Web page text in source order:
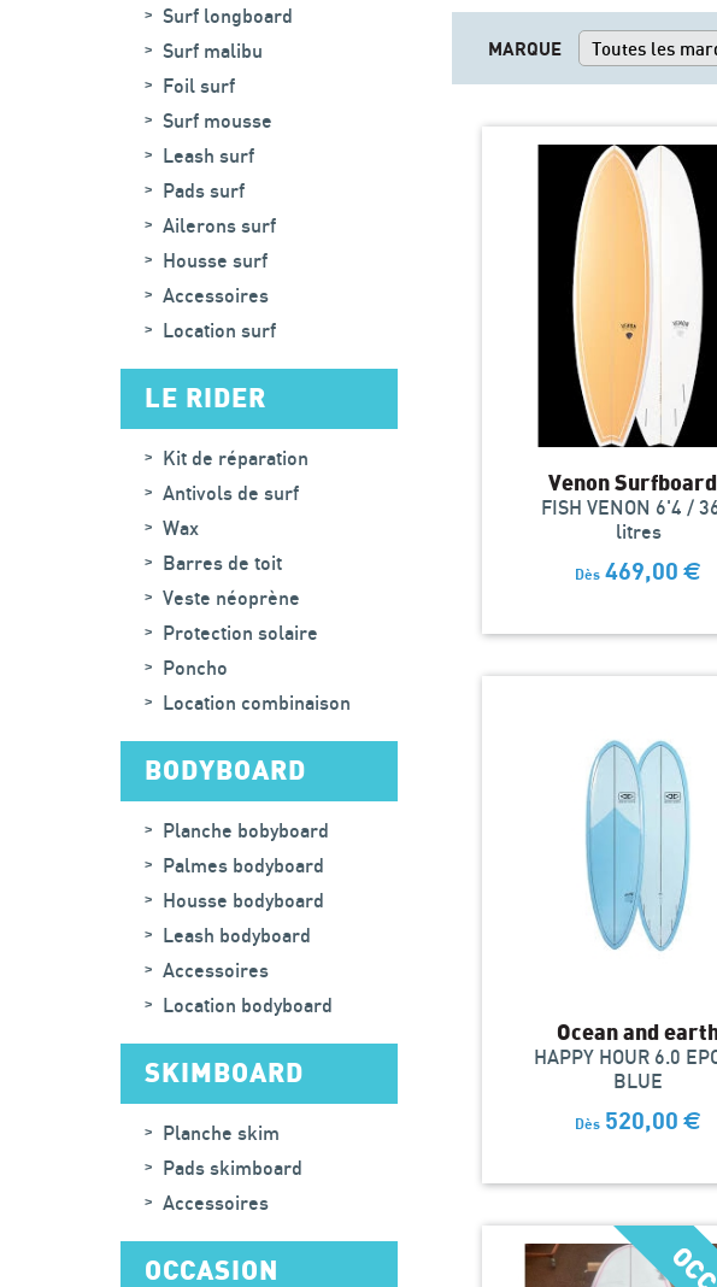
Surf longboard
Surf malibu
Foil surf
Surf mousse
Leash surf
Pads surf
Ailerons surf
Housse surf
Accessoires
Location surf
LE RIDER
Kit de réparation
Antivols de surf
Wax
Barres de toit
Veste néoprène
Protection solaire
Poncho
Location combinaison
BODYBOARD
Planche bobyboard
Palmes bodyboard
Housse bodyboard
Leash bodyboard
Accessoires
Location bodyboard
SKIMBOARD
Planche skim
Pads skimboard
Accessoires
OCCASION
MARQUE
Venon
FISH VENON 6'4 /
litres
Dès 469,00 €
Ocean and
HAPPY HOUR 6.0
BLUE
Dès 520,00 €